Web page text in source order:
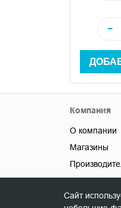
−
Компания
О компании
Магазины
Новости
Контакты
Сайт